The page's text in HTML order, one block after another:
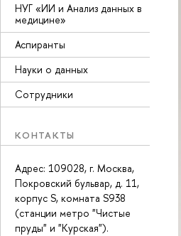
НУГ «ИИ и Анализ данных в
медицине»
Аспиранты
Науки о данных
Сотрудники
КОНТАКТЫ
Адрес: 109028, г. Москва,
Покровский бульвар, д. 11,
корпус S, комната S938
(станции метро "Чистые
пруды" и "Курская").